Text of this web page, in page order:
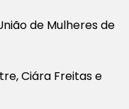
de Mulheres de
Ciára Freitas e